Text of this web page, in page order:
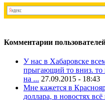
Комментарии
У нас в Хабаровске
прыгающий то вниз. то
на ... 27.09.2015 - 18:43
Мне кажется в
доллара, в новостях